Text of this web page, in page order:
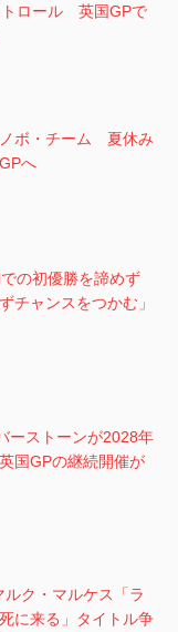
トロール 英国GPで
ノボ・チーム 夏休み
へ
の初優勝を諦めず
チャンスをつかむ」
ーストーンが2028年
国GPの継続開催が
ク・マルケス「ラ
に来る」タイトル争